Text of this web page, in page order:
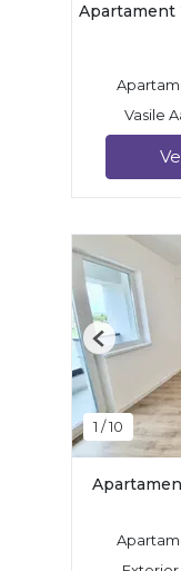
Apartament
Vasile
1 /10
Previous